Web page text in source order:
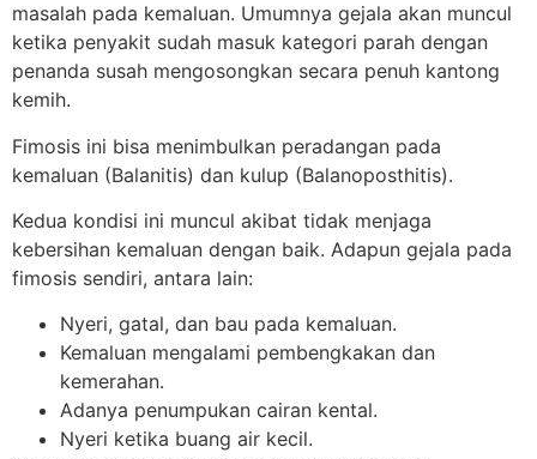
masalah pada kemaluan. Umumnya gejala akan muncul
ketika penyakit sudah masuk kategori parah dengan
penanda susah mengosongkan secara penuh kantong
kemih.
Fimosis ini bisa menimbulkan peradangan pada
kemaluan (Balanitis) dan kulup (Balanoposthitis).
Kedua kondisi ini muncul akibat tidak menjaga
kebersihan kemaluan dengan baik. Adapun gejala pada
fimosis sendiri, antara lain:
Nyeri, gatal, dan bau pada kemaluan.
Kemaluan mengalami pembengkakan dan
kemerahan.
Adanya penumpukan cairan kental.
Nyeri ketika buang air kecil.